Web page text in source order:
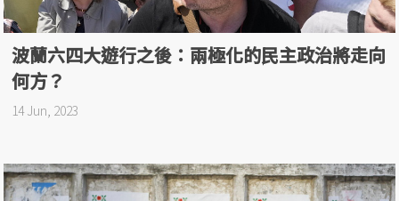
波蘭六四大遊行之後：兩極化的民主政治將走向
何方？
14 Jun, 2023